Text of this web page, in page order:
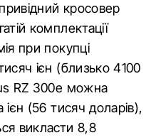
кросовер
комплектації
при покупці
ієн (близько 4100
RZ 300e можна
(56 тисяч доларів),
викласти 8,8